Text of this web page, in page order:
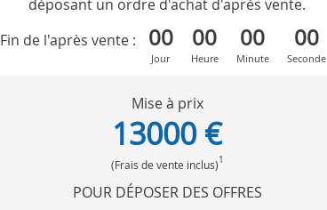
déposant un ordre d'achat d'après vente.
Fin de l'après vente :
00
Jour
00
Heure
00
Minute
00
Seconde
Mise à prix
13000 €
(Frais de vente inclus)1
POUR DÉPOSER DES OFFRES